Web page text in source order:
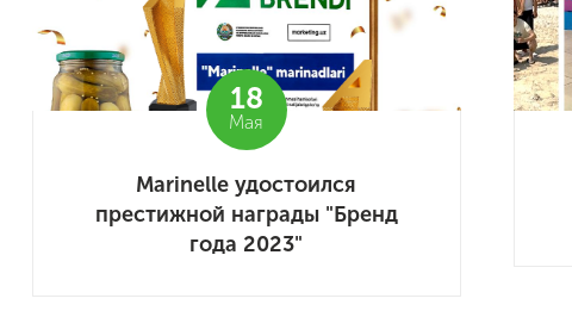
18
Мая
Marinelle удостоился
престижной награды "Бренд
года 2023"